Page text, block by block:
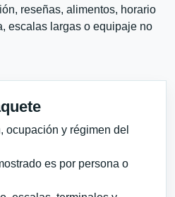
reseñas, alimentos, horario
escalas largas o equipaje no
ocupación y régimen del
es por persona o